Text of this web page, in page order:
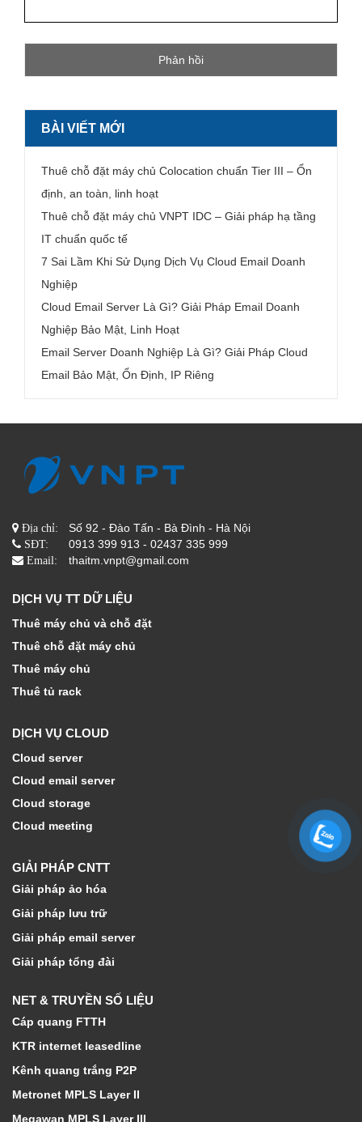
BÀI VIẾT MỚI
Thuê chỗ đặt máy chủ Colocation chuẩn Tier III – Ổn
định, an toàn, linh hoạt
Thuê chỗ đặt máy chủ VNPT IDC – Giải pháp hạ tầng
IT chuẩn quốc tế
7 Sai Lầm Khi Sử Dụng Dịch Vụ Cloud Email Doanh
Nghiệp
Cloud Email Server Là Gì? Giải Pháp Email Doanh
Nghiệp Bảo Mật, Linh Hoạt
Email Server Doanh Nghiệp Là Gì? Giải Pháp Cloud
Email Bảo Mật, Ổn Định, IP Riêng
Địa chỉ: Số 92 - Đào Tấn - Bà Đình - Hà Nội
SĐT: 0913 399 913 - 02437 335 999
Email: thaitm.vnpt@gmail.com
DỊCH VỤ TT DỮ LIỆU
Thuê máy chủ và chỗ đặt
Thuê chỗ đặt máy chủ
Thuê máy chủ
Thuê tủ rack
DỊCH VỤ CLOUD
Cloud server
Cloud email server
Cloud storage
Cloud meeting
GIẢI PHÁP CNTT
Giải pháp ảo hóa
Giải pháp lưu trữ
Giải pháp email server
Giải pháp tổng đài
NET & TRUYỀN SỐ LIỆU
Cáp quang FTTH
KTR internet leasedline
Kênh quang trắng P2P
Metronet MPLS Layer II
Megawan MPLS Layer III